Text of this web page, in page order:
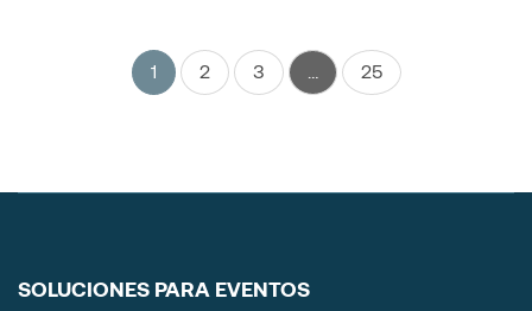
1 2 3 25
SOLUCIONES PARA EVENTOS